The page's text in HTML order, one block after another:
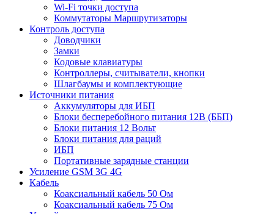
Wi-Fi точки доступа
Коммутаторы Маршрутизаторы
Контроль доступа
Доводчики
Замки
Кодовые клавиатуры
Контроллеры, считыватели, кнопки
Шлагбаумы и комплектующие
Источники питания
Аккумуляторы для ИБП
Блоки бесперебойного питания 12В (ББП)
Блоки питания 12 Вольт
Блоки питания для раций
ИБП
Портативные зарядные станции
Усиление GSM 3G 4G
Кабель
Коаксиальный кабель 50 Ом
Коаксиальный кабель 75 Ом